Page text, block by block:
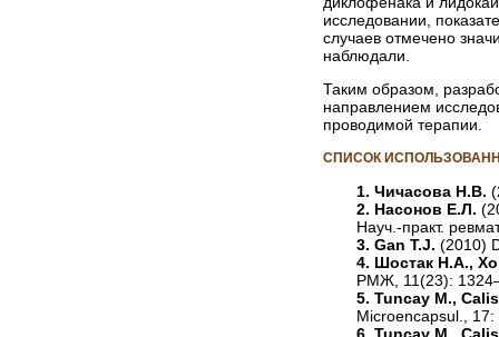
исследовании,
случаев отмечено
наблюдали.
Таким образом,
направлением
проводимой терапии.
СПИСОК
1. Чичасова Н.В.
2. Насонов Е.Л.
Науч.-практ.
3. Gan T.J. (2010)
4. Шостак Н.А.,
РМЖ, 11(23):
5. Tuncay M.,
Microencapsul.,